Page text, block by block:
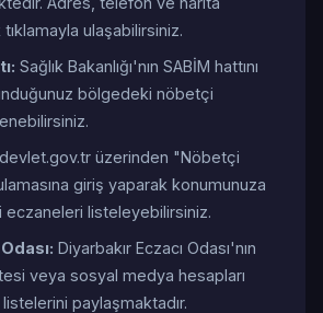
ulaşabilirsiniz.
Sağlık Bakanlığı'nın SABİM hattını
bölgedeki nöbetçi
üzerinden "Nöbetçi
giriş yaparak konumunuza
eczaneleri listeleyebilirsiniz.
Diyarbakır Eczacı Odası'nın
veya sosyal medya hesapları
paylaşmaktadır.